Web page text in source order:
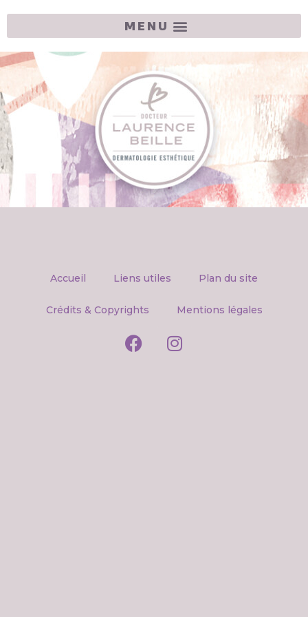
Accueil Liens utiles Plan du site
Crédits & Copyrights Mentions légales